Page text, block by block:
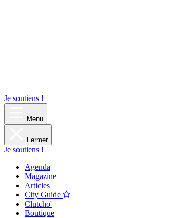
Je soutiens !
Menu
Fermer
Je soutiens !
Agenda
Magazine
Articles
City Guide
Clutcho'
Boutique